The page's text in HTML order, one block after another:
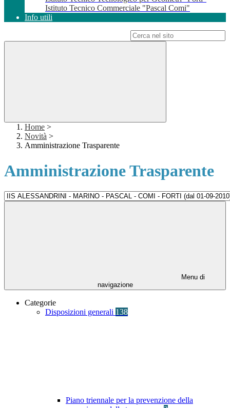
Istituto Tecnico Commerciale "Pascal Comi"
Info utili
Home >
Novità >
Amministrazione Trasparente
Amministrazione Trasparente
Menu di
navigazione
Categorie
Disposizioni generali 138
Piano triennale per la prevenzione della